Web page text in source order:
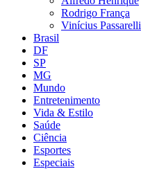
Rodrigo França
Vinícius Passarelli
Brasil
DF
SP
MG
Mundo
Entretenimento
Vida & Estilo
Saúde
Ciência
Esportes
Especiais